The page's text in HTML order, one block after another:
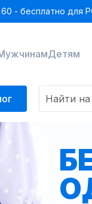
- бесплатно для
Детям